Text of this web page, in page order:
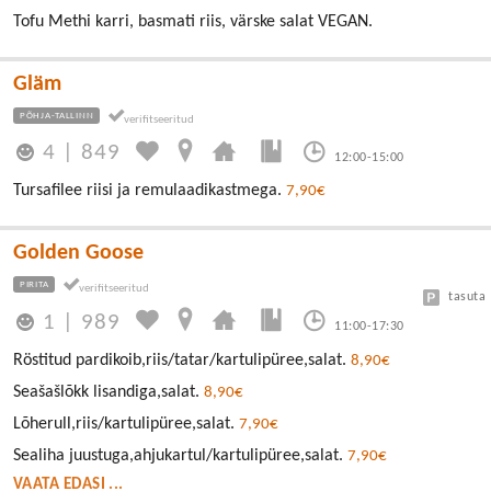
Tofu Methi karri, basmati riis, värske salat VEGAN.
Gläm
PÕHJA-TALLINN
4 849 12:00-15:00
Tursafilee riisi ja remulaadikastmega. 7,90€
Golden Goose
PIRITA
1 989 11:00-17:30
tasuta
Röstitud pardikoib,riis/tatar/kartulipüree,salat. 8,90€
Seašašlõkk lisandiga,salat. 8,90€
Lõherull,riis/kartulipüree,salat. 7,90€
Sealiha juustuga,ahjukartul/kartulipüree,salat. 7,90€
VAATA EDASI ...